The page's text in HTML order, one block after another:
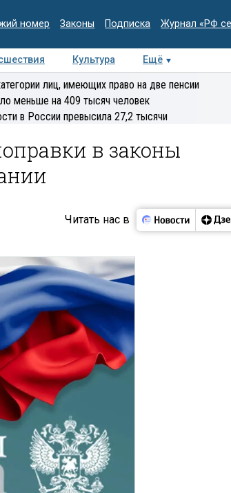
номер Законы Подписка Журнал «РФ
Культура
Ещё
Интервью Колумнисты
лиц, имеющих право на две пенсии
меньше на 409 тысяч человек
в России превысила 27,2 тысячи
в законы
Читать нас в